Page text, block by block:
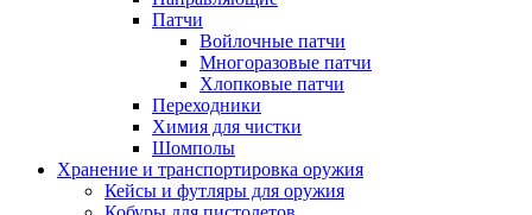
Патчи
Войлочные патчи
Многоразовые патчи
Хлопковые патчи
Переходники
Химия для чистки
Шомполы
Хранение и транспортировка оружия
Кейсы и футляры для оружия